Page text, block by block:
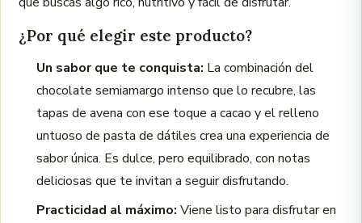
¿Por qué elegir este producto?
Un sabor que te conquista: La combinación del
chocolate semiamargo intenso que lo recubre, las
tapas de avena con ese toque a cacao y el relleno
untuoso de pasta de dátiles crea una experiencia de
sabor única. Es dulce, pero equilibrado, con notas
deliciosas que te invitan a seguir disfrutando.
Practicidad al máximo: Viene listo para disfrutar en